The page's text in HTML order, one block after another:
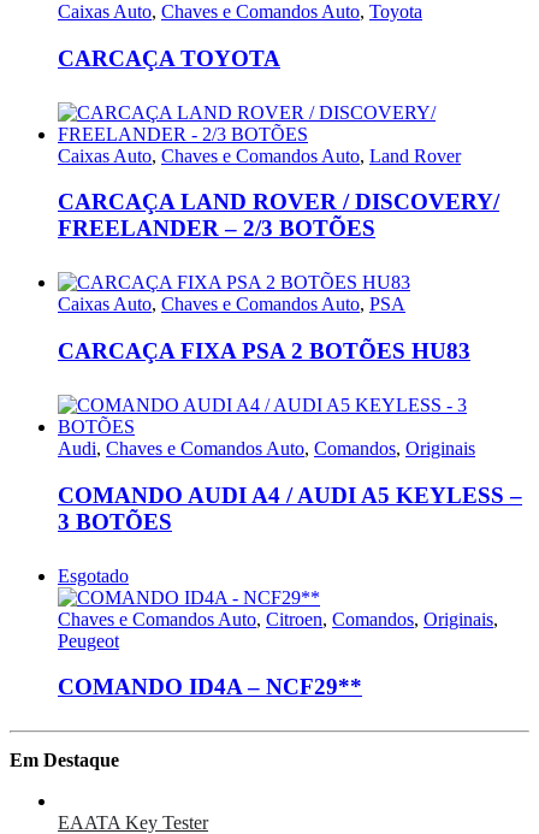
Caixas Auto, Chaves e Comandos Auto, Toyota
CARCAÇA TOYOTA
Caixas Auto, Chaves e Comandos Auto, Land Rover
CARCAÇA LAND ROVER / DISCOVERY/
FREELANDER – 2/3 BOTÕES
Caixas Auto, Chaves e Comandos Auto, PSA
CARCAÇA FIXA PSA 2 BOTÕES HU83
Audi, Chaves e Comandos Auto, Comandos, Originais
COMANDO AUDI A4 / AUDI A5 KEYLESS –
3 BOTÕES
Esgotado
Chaves e Comandos Auto, Citroen, Comandos, Originais,
Peugeot
COMANDO ID4A – NCF29**
Em Destaque
EAATA Key Tester